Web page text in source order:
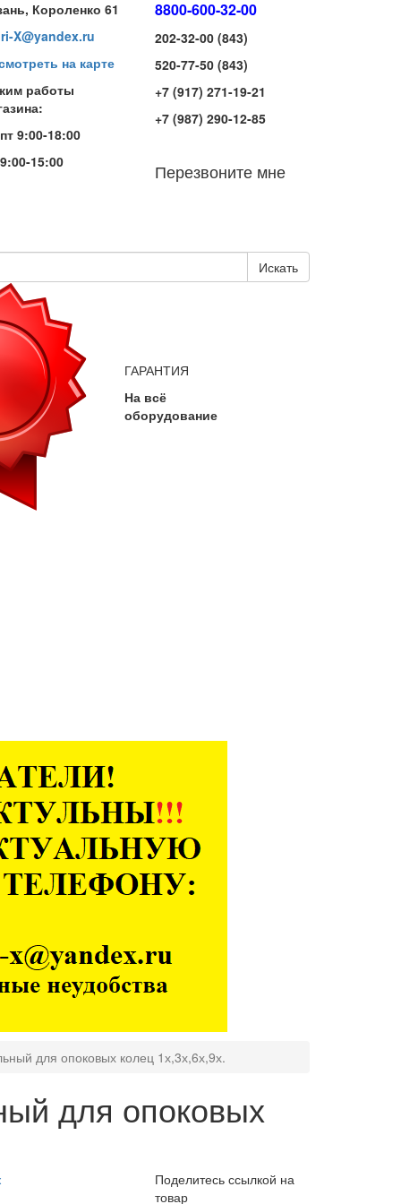
Короленко 61
X@yandex.ru
на карте
работы
9:00-18:00
15:00
8800-600-32-00
202-32-00 (843)
520-77-50 (843)
+7 (917) 271-19-21
+7 (987) 290-12-85
Перезвоните мне
Искать
ГАРАНТИЯ
На всё
оборудование
для опоковых колец 1х,3х,6х,9х.
для опоковых
Поделитесь ссылкой на
товар